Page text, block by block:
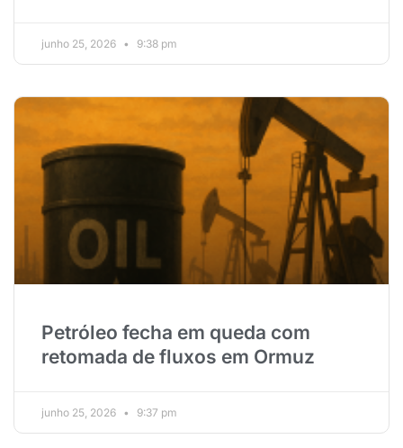
junho 25, 2026 9:38 pm
Petróleo fecha em queda com
retomada de fluxos em Ormuz
junho 25, 2026 9:37 pm